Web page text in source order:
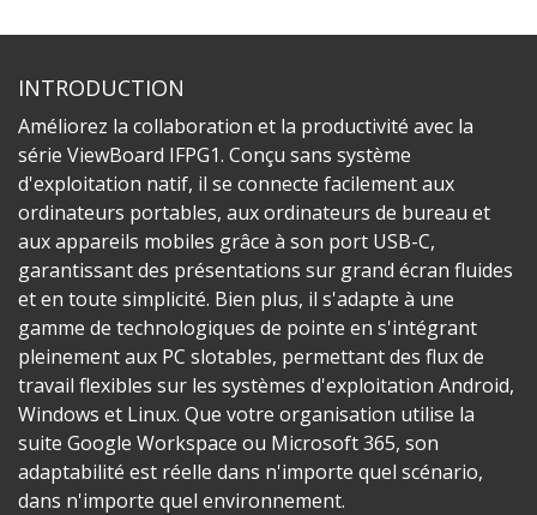
INTRODUCTION
Améliorez la collaboration et la productivité avec la
série ViewBoard IFPG1. Conçu sans système
d'exploitation natif, il se connecte facilement aux
ordinateurs portables, aux ordinateurs de bureau et
aux appareils mobiles grâce à son port USB-C,
garantissant des présentations sur grand écran fluides
et en toute simplicité. Bien plus, il s'adapte à une
gamme de technologiques de pointe en s'intégrant
pleinement aux PC slotables, permettant des flux de
travail flexibles sur les systèmes d'exploitation Android,
Windows et Linux. Que votre organisation utilise la
suite Google Workspace ou Microsoft 365, son
adaptabilité est réelle dans n'importe quel scénario,
dans n'importe quel environnement.